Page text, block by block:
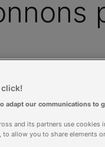
click!
adapt our communications to
and its partners use
allow you to share elements